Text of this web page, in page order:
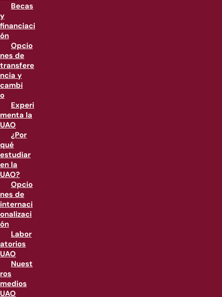
Becas
y
financiaci
ón
Opcio
nes de
transfere
ncia y
cambi
o
Experi
menta la
UAO
¿Por
qué
estudiar
en la
UAO?
Opcio
nes de
internaci
onalizaci
ón
Labor
atorios
UAO
Nuest
ros
medios
UAO